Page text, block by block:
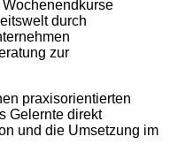
durch
zur
praxisorientierten
Gelernte direkt
und die Umsetzung im